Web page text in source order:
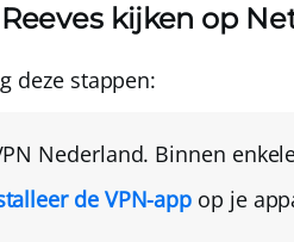
kijken op
deze stappen:
Nederland. Binnen
de VPN-app op je